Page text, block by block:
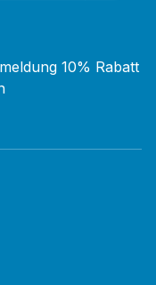
10% Rabatt